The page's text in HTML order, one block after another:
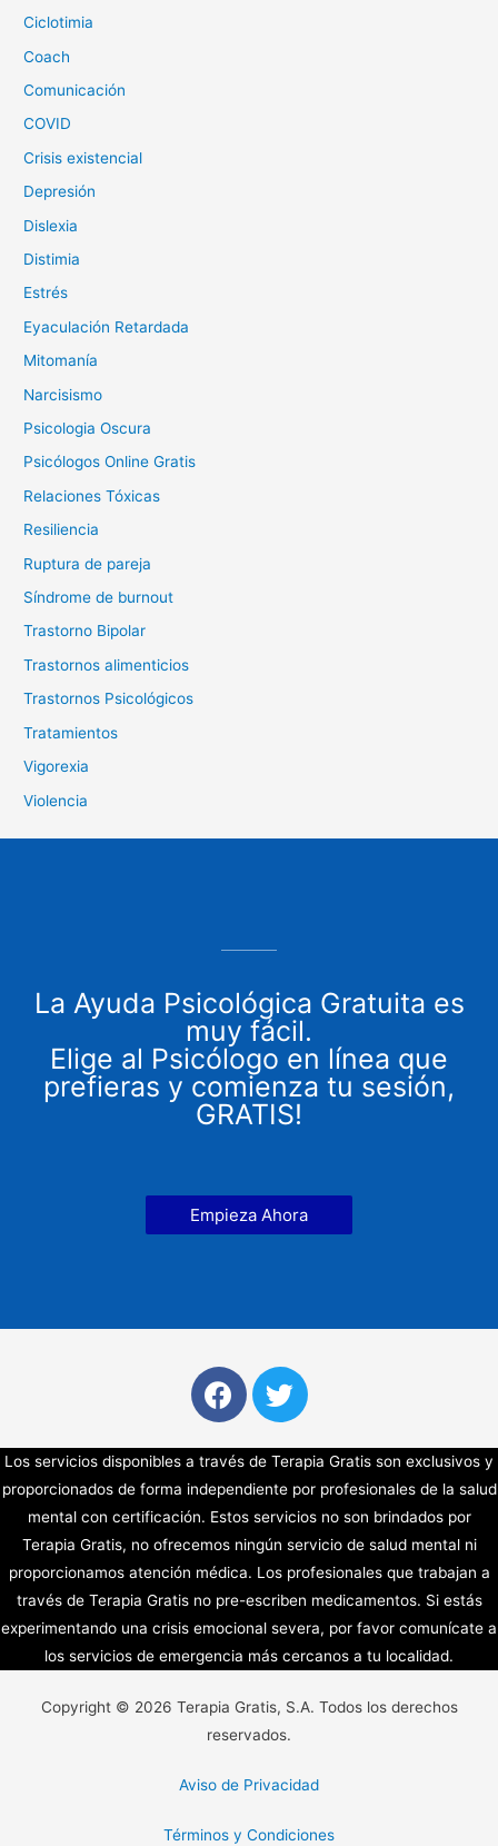
Ciclotimia
Coach
Comunicación
COVID
Crisis existencial
Depresión
Dislexia
Distimia
Estrés
Eyaculación Retardada
Mitomanía
Narcisismo
Psicologia Oscura
Psicólogos Online Gratis
Relaciones Tóxicas
Resiliencia
Ruptura de pareja
Síndrome de burnout
Trastorno Bipolar
Trastornos alimenticios
Trastornos Psicológicos
Tratamientos
Vigorexia
Violencia
La Ayuda Psicológica Gratuita es
muy fácil.
Elige al Psicólogo en línea que
prefieras y comienza tu sesión,
GRATIS!
Empieza Ahora
Los servicios disponibles a través de Terapia Gratis son exclusivos y
proporcionados de forma independiente por profesionales de la salud
mental con certificación. Estos servicios no son brindados por
Terapia Gratis, no ofrecemos ningún servicio de salud mental ni
proporcionamos atención médica. Los profesionales que trabajan a
través de Terapia Gratis no pre-escriben medicamentos. Si estás
experimentando una crisis emocional severa, por favor comunícate a
los servicios de emergencia más cercanos a tu localidad.
Copyright © 2026 Terapia Gratis, S.A. Todos los derechos
reservados.
Aviso de Privacidad
Términos y Condiciones